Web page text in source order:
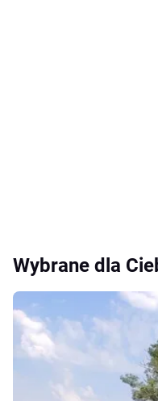
Wybrane dla